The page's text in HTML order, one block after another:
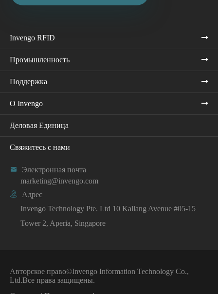
Invengo RFID
Промышленность
Поддержка
О Invengo
Деловая Единица
Свяжитесь с нами

Электронная почта
marketing@invengo.com

Адрес
Invengo Technology Pte. Ltd 10 Kallang Avenue #05-15
Tower 2, Aperia, Singapore
Авторское право©Invengo Information Technology Co.,
Ltd.Все права защищены.